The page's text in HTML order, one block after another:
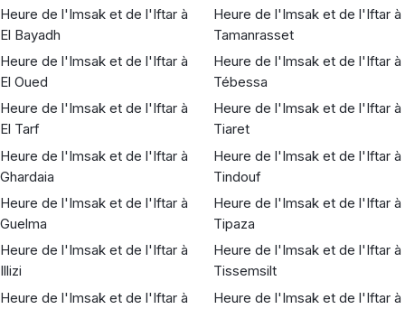
Heure de l'Imsak et de l'Iftar à
El Bayadh
Heure de l'Imsak et de l'Iftar à
El Oued
Heure de l'Imsak et de l'Iftar à
El Tarf
Heure de l'Imsak et de l'Iftar à
Ghardaia
Heure de l'Imsak et de l'Iftar à
Guelma
Heure de l'Imsak et de l'Iftar à
Illizi
Heure de l'Imsak et de l'Iftar à
Heure de l'Imsak et de l'Iftar à
Tamanrasset
Heure de l'Imsak et de l'Iftar à
Tébessa
Heure de l'Imsak et de l'Iftar à
Tiaret
Heure de l'Imsak et de l'Iftar à
Tindouf
Heure de l'Imsak et de l'Iftar à
Tipaza
Heure de l'Imsak et de l'Iftar à
Tissemsilt
Heure de l'Imsak et de l'Iftar à